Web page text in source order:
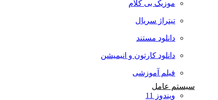
موزیک بی کلام
تیتراژ سریال
دانلود مستند
دانلود کارتون و انیمیشن
فیلم آموزشی
سیستم عامل
ویندوز 11